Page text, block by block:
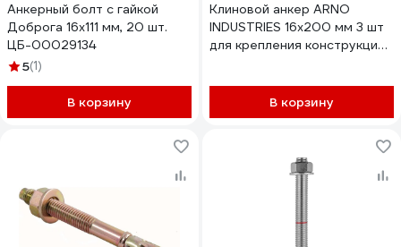
Анкерный болт с гайкой
Доброга 16x111 мм, 20 шт.
ЦБ-00029134
5(1)
В корзину
Клиновой анкер ARNO
INDUSTRIES 16х200 мм 3 шт
для крепления конструкций
В корзину